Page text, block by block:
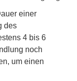
einer
des
4 bis 6
noch
um einen